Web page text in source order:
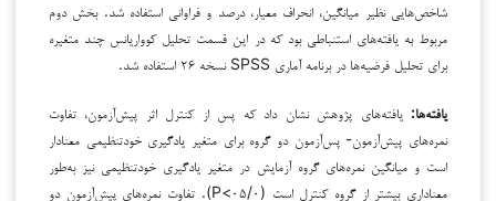
شاخص‌هایی نظیر میانگین، انحراف معیار، درصد و فراوانی استفاده شد. بخش دوم
مربوط به یافته‌های استنباطی بود که در این قسمت تحلیل کوواریانس چند متغیره
برای تحلیل فرضیه‌ها در برنامه آماری SPSS نسخه ۲۶ استفاده شد.
یافته‌ها: یافته‌های پژوهش نشان داد‌ که پس از کنترل اثر پیش‌آزمون، تفاوت
نمره‌های پیش‌آزمون- پس‌آزمون دو گروه برای متغیر یادگیری خودتنظیمی معنادار
است و میانگین نمره‌های گروه آزمایش در متغیر یادگیری خودتنظیمی نیز به‌طور
معناداری بیشتر از گروه کنترل است (۰۵/۰>P). تفاوت نمره‌های پیش‌آزمون دو